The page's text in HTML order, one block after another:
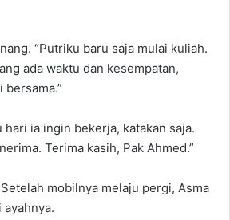
“Putriku baru saja mulai kuliah.
ada waktu dan kesempatan,
hari ia ingin bekerja, katakan saja.
Terima kasih, Pak Ahmed.”
mobilnya melaju pergi, Asma